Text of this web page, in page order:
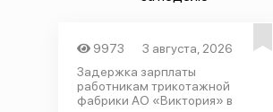
9973
3 августа, 2026
Задержка зарплаты
работникам трикотажной
фабрики АО «Виктория» в